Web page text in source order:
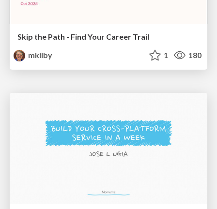
Skip the Path - Find Your Career Trail
mkilby
1 180